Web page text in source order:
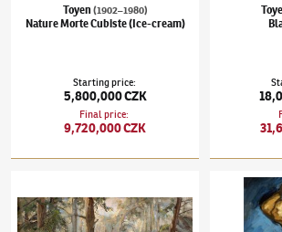
Toyen (1902–1980)
Nature Morte Cubiste (Ice-cream)
Starting price:
5,800,000 CZK
Final price:
9,720,000 CZK
Morning in the Pine Forest
Antonín